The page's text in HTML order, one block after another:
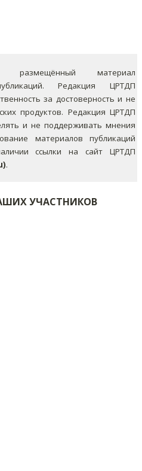
материал
Редакция ЦРТДП
за достоверность и не
продуктов. Редакция ЦРТДП
и не поддерживать мнения
материалов публикаций
ссылки на сайт ЦРТДП
.
УЧАСТНИКОВ